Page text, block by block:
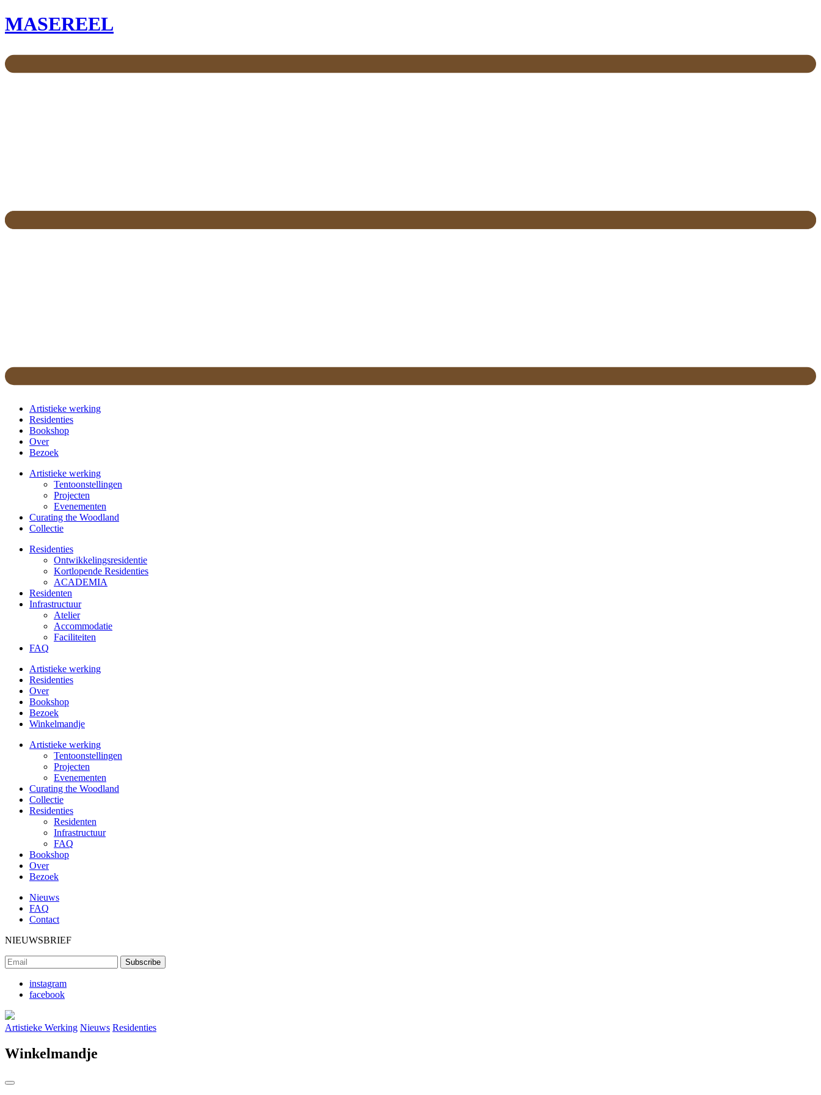
MASEREEL
Artistieke werking
Residenties
Bookshop
Over
Bezoek
Artistieke werking
Tentoonstellingen
Projecten
Evenementen
Curating the Woodland
Collectie
Residenties
Ontwikkelings­residentie
Kortlopende Residenties
ACADEMIA
Residenten
Infrastructuur
Atelier
Accommodatie
Faciliteiten
FAQ
Artistieke werking
Residenties
Over
Bookshop
Bezoek
Winkelmandje
Artistieke werking
Tentoonstellingen
Projecten
Evenementen
Curating the Woodland
Collectie
Residenties
Residenten
Infrastructuur
FAQ
Bookshop
Over
Bezoek
Nieuws
FAQ
Contact
NIEUWSBRIEF
instagram
facebook
Artistieke Werking Nieuws Residenties
Winkelmandje